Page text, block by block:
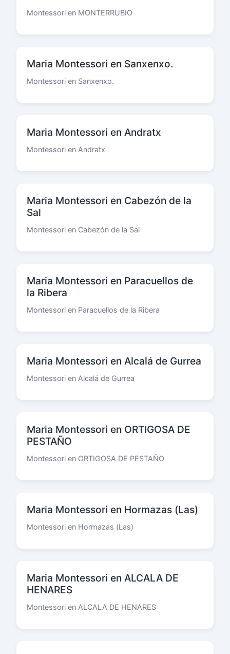
Montessori en MONTERRUBIO
Maria Montessori en Sanxenxo.
Montessori en Sanxenxo.
Maria Montessori en Andratx
Montessori en Andratx
Maria Montessori en Cabezón de la
Sal
Montessori en Cabezón de la Sal
Maria Montessori en Paracuellos de
la Ribera
Montessori en Paracuellos de la Ribera
Maria Montessori en Alcalá de Gurrea
Montessori en Alcalá de Gurrea
Maria Montessori en ORTIGOSA DE
PESTAÑO
Montessori en ORTIGOSA DE PESTAÑO
Maria Montessori en Hormazas (Las)
Montessori en Hormazas (Las)
Maria Montessori en ALCALA DE
HENARES
Montessori en ALCALA DE HENARES